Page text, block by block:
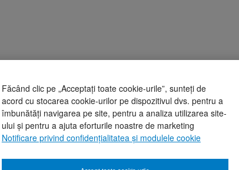
Făcând clic pe „Acceptați toate cookie-urile”, sunteți de
acord cu stocarea cookie-urilor pe dispozitivul dvs. pentru a
îmbunătăți navigarea pe site, pentru a analiza utilizarea site-
ului și pentru a ajuta eforturile noastre de marketing
Notificare privind confidențialitatea și modulele cookie